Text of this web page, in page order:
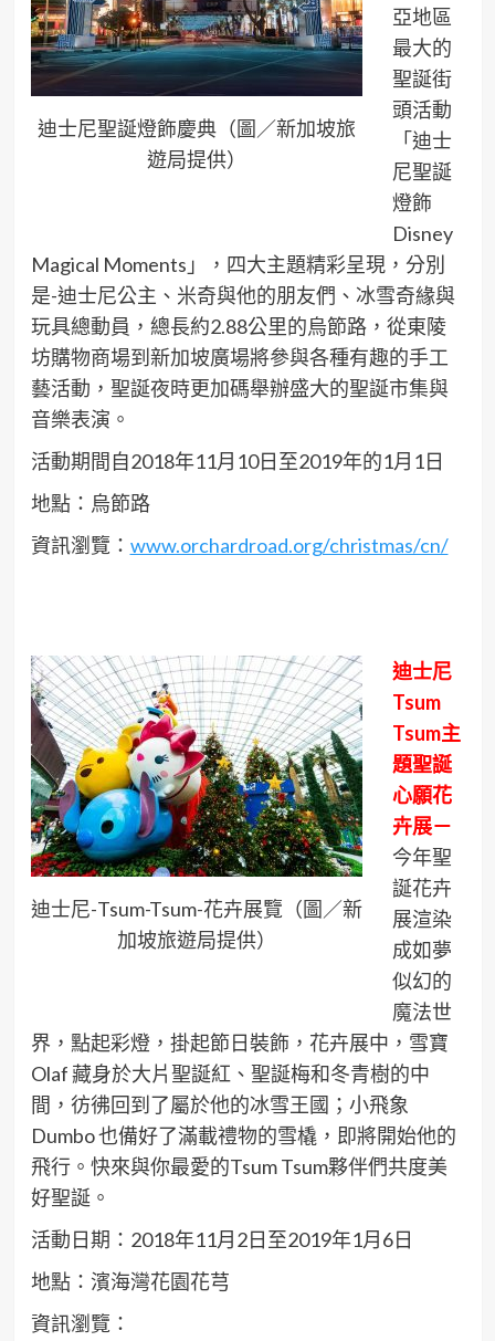
迪士尼聖誕燈飾慶典（圖／新加坡旅
遊局提供）
亞地區
最大的
聖誕街
頭活動
「迪士
尼聖誕
燈飾
Disney
Magical Moments」，四大主題精彩呈現，分別
是-迪士尼公主、米奇與他的朋友們、冰雪奇緣與
玩具總動員，總長約2.88公里的烏節路，從東陵
坊購物商場到新加坡廣場將參與各種有趣的手工
藝活動，聖誕夜時更加碼舉辦盛大的聖誕市集與
音樂表演。
活動期間自2018年11月10日至2019年的1月1日
地點：烏節路
資訊瀏覽： www.orchardroad.org/christmas/cn/
迪士尼-Tsum-Tsum-花卉展覽（圖／新
加坡旅遊局提供）
迪士尼
Tsum
Tsum主
題聖誕
心願花
卉展－
今年聖
誕花卉
展渲染
成如夢
似幻的
魔法世
界，點起彩燈，掛起節日裝飾，花卉展中，雪寶
Olaf 藏身於大片聖誕紅、聖誕梅和冬青樹的中
間，彷彿回到了屬於他的冰雪王國；小飛象
Dumbo 也備好了滿載禮物的雪橇，即將開始他的
飛行。快來與你最愛的Tsum Tsum夥伴們共度美
好聖誕。
活動日期：2018年11月2日至2019年1月6日
地點：濱海灣花園花芎
資訊瀏覽：